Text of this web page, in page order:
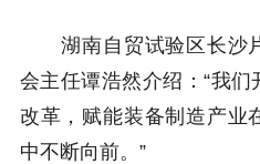
湖南自贸试验区长沙
会主任谭浩然介绍：“我
改革，赋能装备制造产业
中不断向前。”